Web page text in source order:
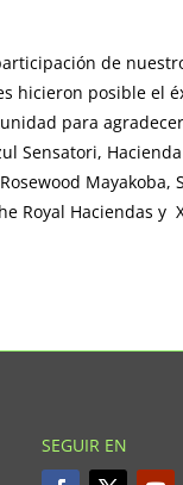
de
hicieron posible el
para
Sensatori,
Mayakoba,
Royal Haciendas y
SEGUIR EN